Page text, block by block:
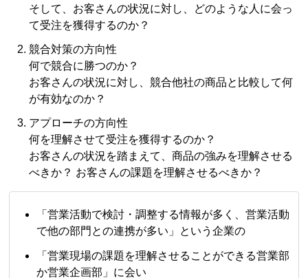
そして、お客さんの状況に対し、どのような人に会っ
て受注を獲得するのか？
競合対策の方向性
何で競合に勝つのか？
お客さんの状況に対し、競合他社の商品と比較して何
が有効なのか？
アプローチの方向性
何を理解させて受注を獲得するのか？
お客さんの状況を踏まえて、商品の強みを理解させる
べきか？ お客さんの課題を理解させるべきか？
「営業活動で検討・調整する情報が多く、営業活動
で他の部門との連携が多い」という企業の
「営業現場の課題を理解させることができる営業部
か営業企画部」に会い